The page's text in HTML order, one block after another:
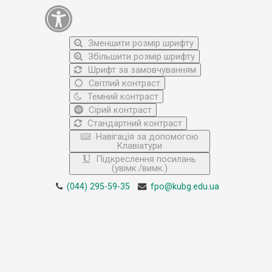
Зменшити розмір шрифту
Збільшити розмір шрифту
Шрифт за замовчуванням
Світлий контраст
Темний контраст
Сірий контраст
Стандартний контраст
Навігація за допомогою
Клавіатури
Підкреслення посилань
(увімк./вимк.)
(044) 295-59-35 fpo@kubg.edu.ua